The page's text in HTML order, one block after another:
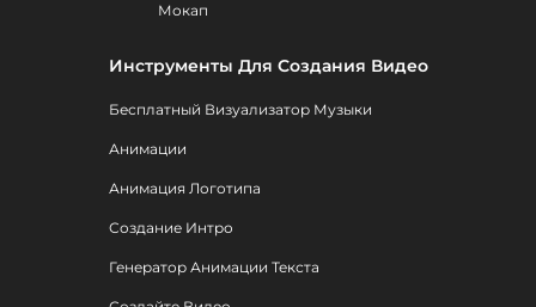
Мокап
Инструменты Для Создания Видео
Бесплатный Визуализатор Музыки
Анимации
Анимация Логотипа
Создание Интро
Генератор Анимации Текста